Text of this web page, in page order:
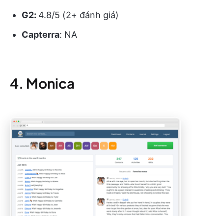
G2: 4.8/5 (2+ đánh giá)
Capterra: NA
4. Monica